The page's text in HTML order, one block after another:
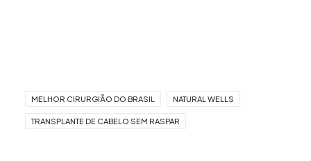
MELHOR CIRURGIÃO DO BRASIL NATURAL WELLS
TRANSPLANTE DE CABELO SEM RASPAR